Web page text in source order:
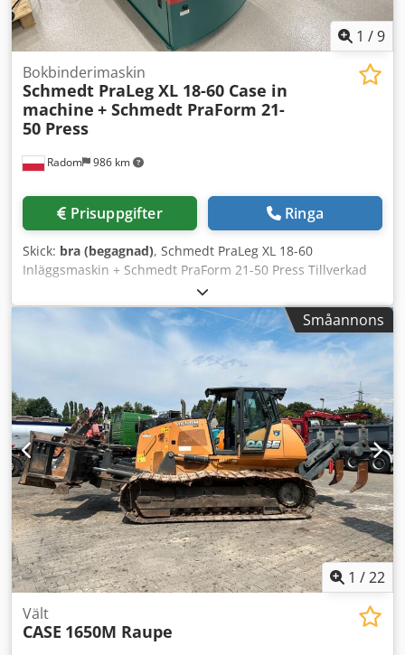
1 /9
Radom 986 km
Bokbinderimaskin
Schmedt PraLeg XL 18-60 Case in
machine + Schmedt PraForm 21-
50 Press
Prisuppgifter Ringa
Skick: bra (begagnad), Schmedt PraLeg XL 18-60
Inläggsmaskin + Schmedt PraForm 21-50 Press Tillverkad
2022. Schmedt PraLeg XL 18-60 Bokupphängare Maskinen
är i gott skick och klar för drift. Maskinen hänger in en
bokblock i ett förberett hårdband. Två limverk, steglös
justering av limtjockleken. Format: Chjdpozdazbefx Airoa
Blockhöjd: 80 – 450 mm Blockbredd: 110 – 450 mm
Blocktjocklek: 2 – 80 mm Kapacitet: ca 200 – 300 st/h
Elanslutning: 230V Vikt: 300 kg Tillverkad i Tyskland.
Schmedt PraForm 21-50 Bokpress Bokpress med spårfräs.
Tillverkad av Schmedt, Tyskland. Maskinen är i mycket gott
skick och redo för produktion. Tekniska specifikationer:
Max format: 420 x 520 x 100 mm Vikt: 220 kg Elanslutning:
230 V + tryckluft. Priset avser setet med båda maskinerna.
Småannons
1 /22
Vält
CASE 1650M Raupe